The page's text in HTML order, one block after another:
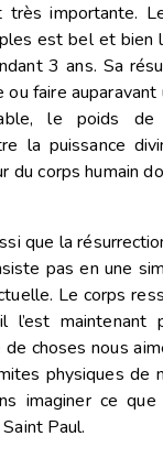
très importante.
est bel et bien
3 ans. Sa
ou faire
le poids
la puissance
corps humain
que la
pas en une
Le corps
l’est maintenant
de choses nous
physiques de
imaginer ce
Paul.